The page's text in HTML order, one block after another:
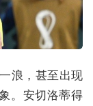
浪，甚至出现
。安切洛蒂得